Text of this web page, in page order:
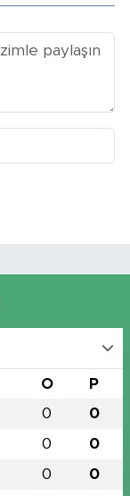
O P
0 0
0 0
0 0